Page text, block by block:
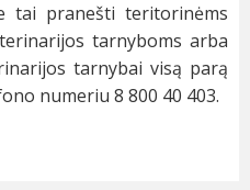
tai pranešti teritorinėms
tarnyboms arba
tarnybai visą parą
numeriu 8 800 40 403.